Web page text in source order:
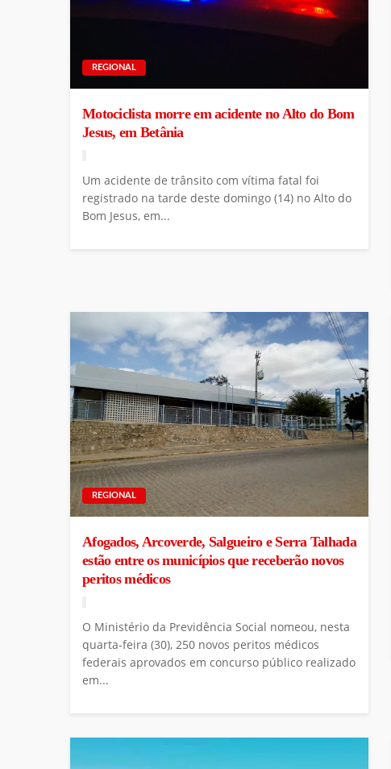
REGIONAL
Motociclista morre em acidente no Alto do Bom
Jesus, em Betânia
Um acidente de trânsito com vítima fatal foi
registrado na tarde deste domingo (14) no Alto do
Bom Jesus, em...
REGIONAL
Afogados, Arcoverde, Salgueiro e Serra Talhada
estão entre os municípios que receberão novos
peritos médicos
O Ministério da Previdência Social nomeou, nesta
quarta-feira (30), 250 novos peritos médicos
federais aprovados em concurso público realizado
em...